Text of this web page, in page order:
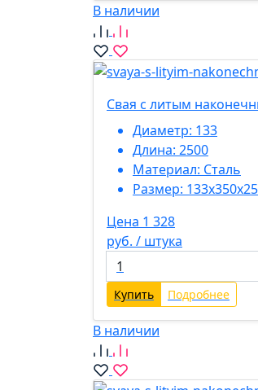
В наличии
Свая с литым
Диаметр: 133
Длина: 2500
Материал: Сталь
Размер:
Цена 1 328
руб. / штука
Купить Подробнее
В наличии